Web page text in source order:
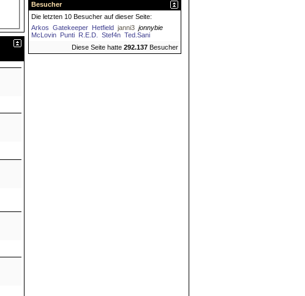
Besucher
Die letzten 10 Besucher auf dieser Seite:
Arkos Gatekeeper Hetfield janni3 jonnybie
McLovin Punti R.E.D. Stef4n Ted.Sani
Diese Seite hatte 292.137 Besucher